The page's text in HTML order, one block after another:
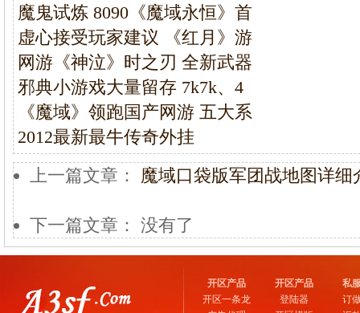
魔鬼试炼 8090《魔域永恒》首
虚心接受玩家建议 《红月》游
网游《神泣》时之刃 全新武器
邪典小游戏大量留存 7k7k、4
《魔域》领跑国产网游 五大系
2012最新最牛传奇外挂
上一篇文章： 魔域口袋版军团战地图详
下一篇文章： 没有了
开区产品
开区一条龙
开区产品
登陆器
私
订